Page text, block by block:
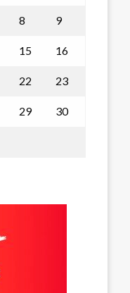
8 9
15 16
22 23
29 30